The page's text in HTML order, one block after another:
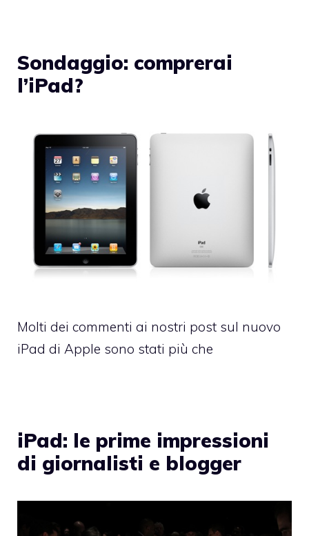
Sondaggio: comprerai
l’iPad?
Molti dei commenti ai nostri post sul nuovo
iPad di Apple sono stati più che
iPad: le prime impressioni
di giornalisti e blogger